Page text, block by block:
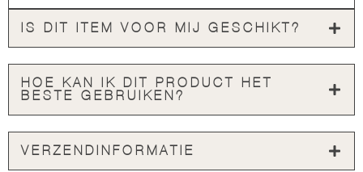
IS DIT ITEM VOOR MIJ GESCHIKT?
HOE KAN IK DIT PRODUCT HET
BESTE GEBRUIKEN?
VERZENDINFORMATIE